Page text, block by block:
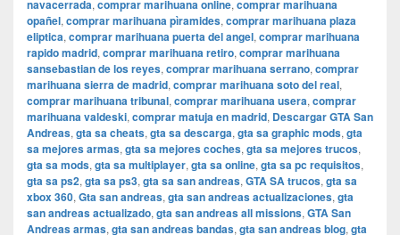
navacerrada, comprar marihuana online, comprar marihuana
opañel, comprar marihuana pìramides, comprar marihuana plaza
eliptica, comprar marihuana puerta del angel, comprar marihuana
rapido madrid, comprar marihuana retiro, comprar marihuana
sansebastian de los reyes, comprar marihuana serrano, comprar
marihuana sierra de madrid, comprar marihuana soto del real,
comprar marihuana tribunal, comprar marihuana usera, comprar
marihuana valdeski, comprar matuja en madrid, Descargar GTA San
Andreas, gta sa cheats, gta sa descarga, gta sa graphic mods, gta
sa mejores armas, gta sa mejores coches, gta sa mejores trucos,
gta sa mods, gta sa multiplayer, gta sa online, gta sa pc requisitos,
gta sa ps2, gta sa ps3, gta sa san andreas, GTA SA trucos, gta sa
xbox 360, Gta san andreas, gta san andreas actualizaciones, gta
san andreas actualizado, gta san andreas all missions, GTA San
Andreas armas, gta san andreas bandas, gta san andreas blog, gta